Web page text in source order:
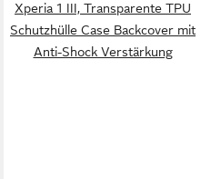
Xperia 1 III, Transparente TPU
Schutzhülle Case Backcover mit
Anti-Shock Verstärkung